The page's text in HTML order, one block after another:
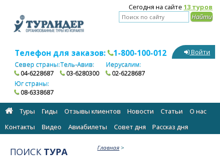
Сегодня на сайте 13 туров
Телефон для заказов: 1-800-100-012
Север страны:
04-6228687
Тель-Авив:
03-6280300
Иерусалим:
02-6228687
Юг страны:
08-6338687
Войти
Туры Гиды Отзывы клиентов Новости Статьи
О нас
Контакты
Видео Авиабилеты Cовет дня Рассказ дня
Главная >
ПОИСК ТУРА